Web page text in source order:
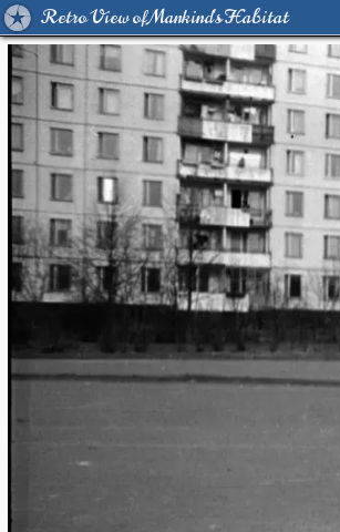
Retro View of Mankind's Habitat